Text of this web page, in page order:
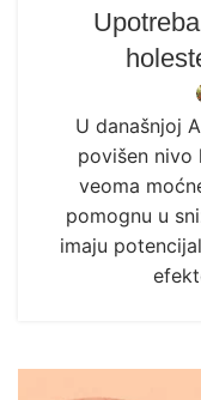
U današnjoj
povišen nivo
veoma
pomognu u
imaju